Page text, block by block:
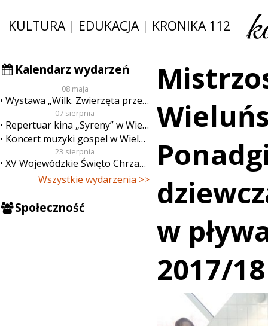
KULTURA| EDUKACJA| KRONIKA 112
Kalendarz wydarzeń
08 maja
Wystawa „Wilk. Zwierzęta przeklęte”
07 sierpnia
Repertuar kina „Syreny” w Wieluniu w dn. od 7 do 13 sierpnia
Koncert muzyki gospel w Wieluniu
23 sierpnia
XV Wojewódzkie Święto Chrzanu
Wszystkie wydarzenia >>
Społeczność
w
2017/18